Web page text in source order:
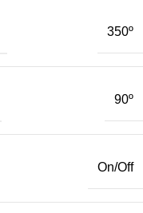
350º
90º
On/Off